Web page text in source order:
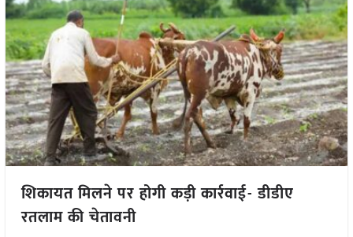
शिकायत मिलने पर होगी कड़ी कार्रवाई- डीडीए
रतलाम की चेतावनी